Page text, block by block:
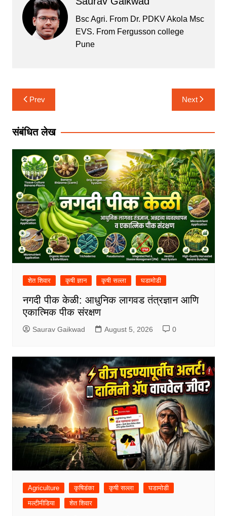
p
p
o
o
k
Bsc Agri. From Dr. PDKV Akola Msc
EVS. From Fergusson college
Pune
Post
navigation
Prev Next
संबंधित लेख
शेत शिवार कृषी ज्ञान कृषी सल्ला घडामोडी
नगदी पीक केळी: आधुनिक लागवड तंत्रज्ञान आणि
एकात्मिक पीक संरक्षण
Saurav Gaikwad August 5, 2026 0
Agriculture कृषिडंका कृषी सल्ला
घडामोडी
मल्टीमीडिया
शेत शिवार